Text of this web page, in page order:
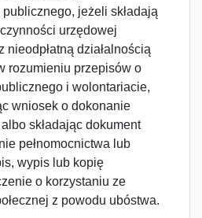
jeżeli składają
urzędowej
nieodpłatną działalnością
rozumieniu przepisów o
i wolontariacie,
wniosek o dokonanie
składając dokument
pełnomocnictwa lub
wypis lub kopię
o korzystaniu ze
z powodu ubóstwa.